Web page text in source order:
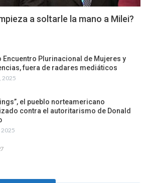
a soltarle la mano a Milei?
Encuentro Plurinacional de Mujeres y
fuera de radares mediáticos
2025
el pueblo norteamericano
contra el autoritarismo de Donald
2025